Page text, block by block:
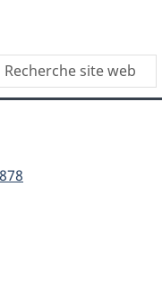
Search this site